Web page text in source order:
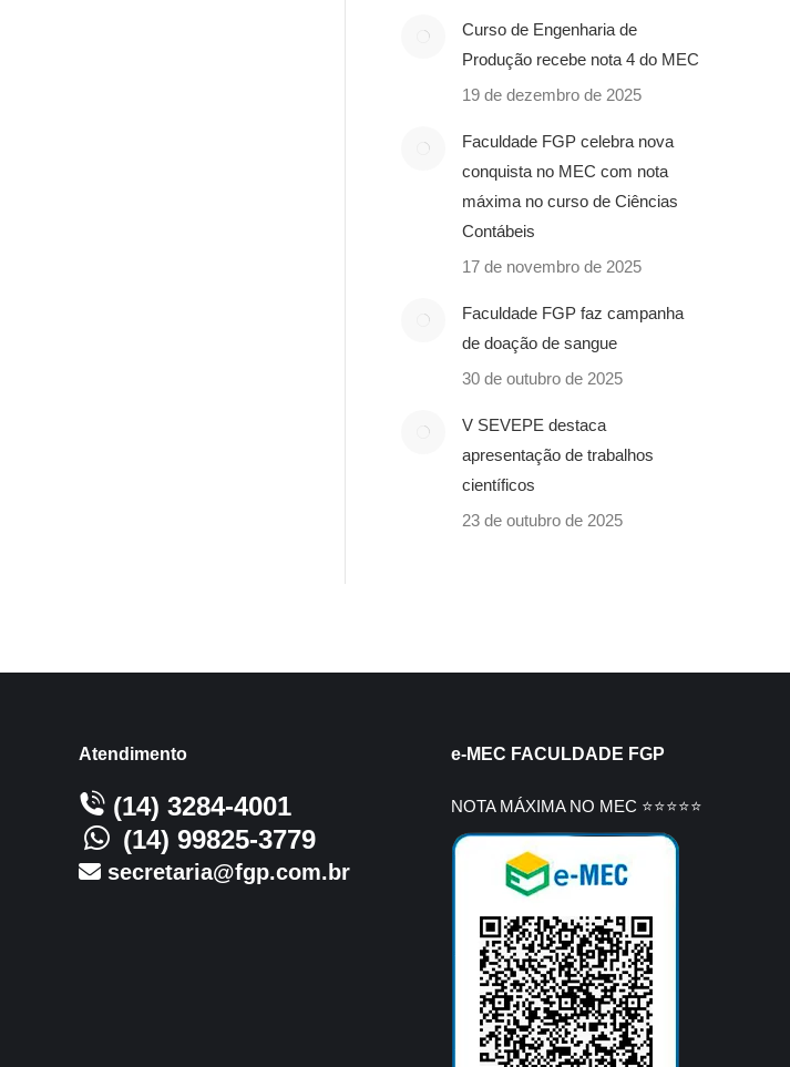
Curso de Engenharia de
Produção recebe nota 4 do MEC
19 de dezembro de 2025
Faculdade FGP celebra nova
conquista no MEC com nota
máxima no curso de Ciências
Contábeis
17 de novembro de 2025
Faculdade FGP faz campanha
de doação de sangue
30 de outubro de 2025
V SEVEPE destaca
apresentação de trabalhos
científicos
23 de outubro de 2025
Atendimento
(14) 3284-4001
(14) 99825-3779
secretaria@fgp.com.br
e-MEC FACULDADE FGP
NOTA MÁXIMA NO MEC ⭐⭐⭐⭐⭐